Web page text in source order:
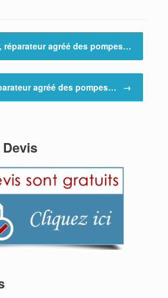
réparateur agréé des pompes…
agréé des pompes… →